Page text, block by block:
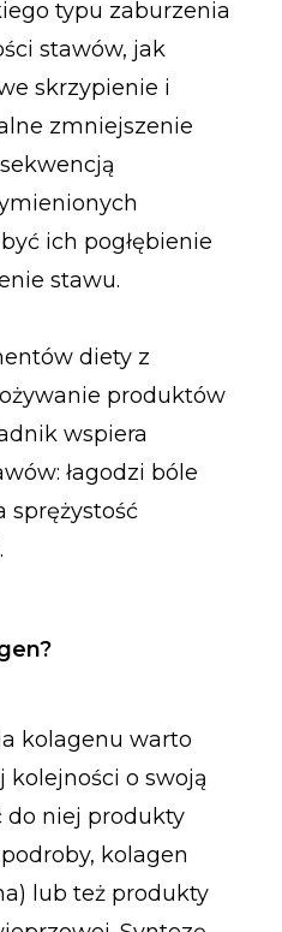
typu zaburzenia
stawów, jak
skrzypienie i
zmniejszenie
ich pogłębienie
stawu.
diety z
produktów
wspiera
łagodzi bóle
sprężystość
kolagenu warto
kolejności o swoją
do niej produkty
kolagen
lub też produkty